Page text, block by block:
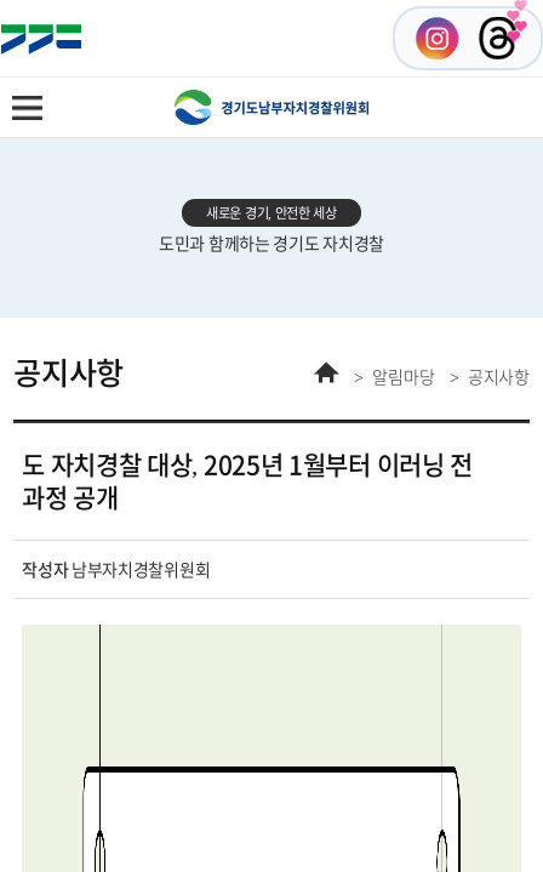
새로운 경기, 안전한 세상
도민과 함께하는 경기도 자치경찰
공지사항 홈 알림마당 공지사항
도 자치경찰 대상, 2025년 1월부터 이러닝 전
과정 공개
게시물
정보
작성자남부자치경찰위원회